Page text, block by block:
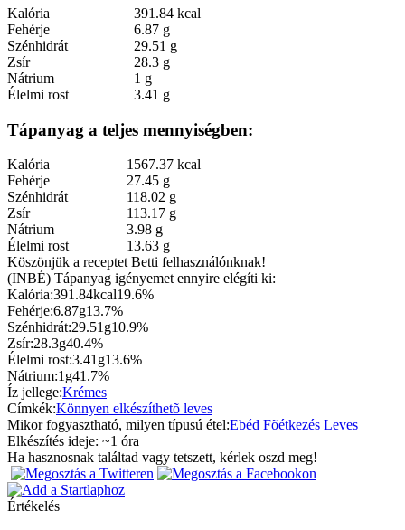
Kalória
391.84 kcal
Fehérje
6.87 g
Szénhidrát
29.51 g
Zsír
28.3 g
Nátrium
1 g
Élelmi rost
3.41 g
Tápanyag a teljes mennyiségben:
Kalória
1567.37 kcal
Fehérje
27.45 g
Szénhidrát
118.02 g
Zsír
113.17 g
Nátrium
3.98 g
Élelmi rost
13.63 g
Köszönjük a receptet Betti felhasználónknak!
(INBÉ) Tápanyag igényemet ennyire elégíti ki:
Kalória:391.84kcal19.6%
Fehérje:6.87g13.7%
Szénhidrát:29.51g10.9%
Zsír:28.3g40.4%
Élelmi rost:3.41g13.6%
Nátrium:1g41.7%
Íz jellege:Krémes
Címkék:Könnyen elkészíthetõ leves
Mikor fogyasztható, milyen típusú étel:Ebéd Fõétkezés Leves
Elkészítés ideje: ~1 óra
Ha hasznosnak találtad vagy tetszett, kérlek oszd meg!
Értékelés